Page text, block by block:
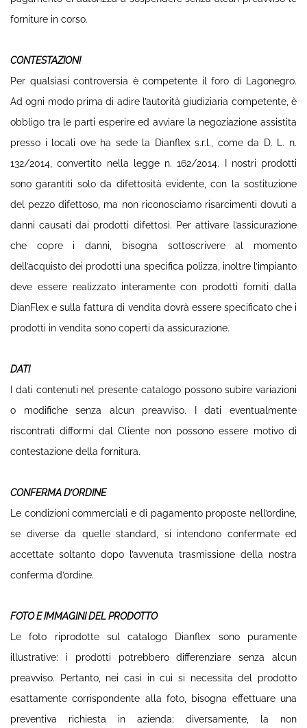
forniture in corso.
CONTESTAZIONI
Per qualsiasi controversia è competente il foro di Lagonegro.
Ad ogni modo prima di adire l’autorità giudiziaria competente, è
obbligo tra le parti esperire ed avviare la negoziazione assistita
presso i locali ove ha sede la Dianflex s.r.l., come da D. L. n.
132/2014, convertito nella legge n. 162/2014. I nostri prodotti
sono garantiti solo da difettosità evidente, con la sostituzione
del pezzo difettoso, ma non riconosciamo risarcimenti dovuti a
danni causati dai prodotti difettosi. Per attivare l’assicurazione
che copre i danni, bisogna sottoscrivere al momento
dell’acquisto dei prodotti una specifica polizza, inoltre l’impianto
deve essere realizzato interamente con prodotti forniti dalla
DianFlex e sulla fattura di vendita dovrà essere specificato che i
prodotti in vendita sono coperti da assicurazione.
DATI
I dati contenuti nel presente catalogo possono subire variazioni
o modifiche senza alcun preavviso. I dati eventualmente
riscontrati difformi dal Cliente non possono essere motivo di
contestazione della fornitura.
CONFERMA D’ORDINE
Le condizioni commerciali e di pagamento proposte nell’ordine,
se diverse da quelle standard, si intendono confermate ed
accettate soltanto dopo l’avvenuta trasmissione della nostra
conferma d’ordine.
FOTO E IMMAGINI DEL PRODOTTO
Le foto riprodotte sul catalogo Dianflex sono puramente
illustrative: i prodotti potrebbero differenziare senza alcun
preavviso. Pertanto, nei casi in cui si necessita del prodotto
esattamente corrispondente alla foto, bisogna effettuare una
preventiva richiesta in azienda; diversamente, la non